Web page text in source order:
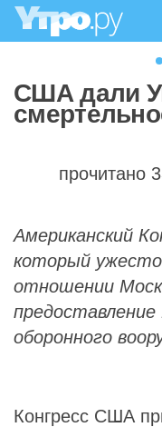
США дали
прочитано
Американский
который
отношении
оборонного
Конгресс США